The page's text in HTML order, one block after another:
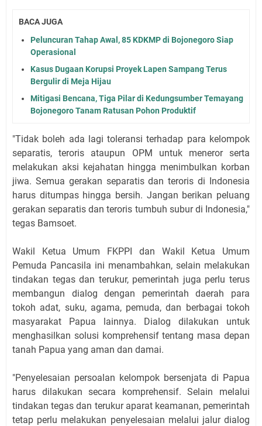
BACA JUGA
Peluncuran Tahap Awal, 85 KDKMP di Bojonegoro Siap
Operasional
Kasus Dugaan Korupsi Proyek Lapen Sampang Terus
Bergulir di Meja Hijau
Mitigasi Bencana, Tiga Pilar di Kedungsumber Temayang
Bojonegoro Tanam Ratusan Pohon Produktif
"Tidak boleh ada lagi toleransi terhadap para kelompok
separatis, teroris ataupun OPM untuk meneror serta
melakukan aksi kejahatan hingga menimbulkan korban
jiwa. Semua gerakan separatis dan teroris di Indonesia
harus ditumpas hingga bersih. Jangan berikan peluang
gerakan separatis dan teroris tumbuh subur di Indonesia,"
tegas Bamsoet.
Wakil Ketua Umum FKPPI dan Wakil Ketua Umum
Pemuda Pancasila ini menambahkan, selain melakukan
tindakan tegas dan terukur, pemerintah juga perlu terus
membangun dialog dengan pemerintah daerah para
tokoh adat, suku, agama, pemuda, dan berbagai tokoh
masyarakat Papua lainnya. Dialog dilakukan untuk
menghasilkan solusi komprehensif tentang masa depan
tanah Papua yang aman dan damai.
"Penyelesaian persoalan kelompok bersenjata di Papua
harus dilakukan secara komprehensif. Selain melalui
tindakan tegas dan terukur aparat keamanan, pemerintah
tetap perlu melakukan penyelesaian melalui jalur dialog